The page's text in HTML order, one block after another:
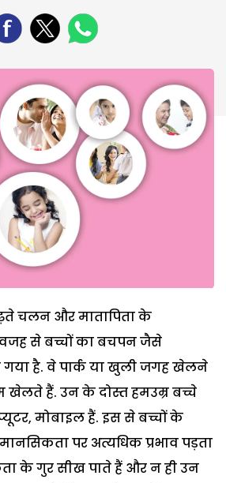
चलन और मातापिता के
से बच्चों का बचपन जैसे
गया है. वे पार्क या खुली जगह खेलने
खेलते हैं. उन के दोस्त हमउम्र बच्चे
मोबाइल हैं. इस से बच्चों के
पर अत्यधिक प्रभाव पड़ता
के गुर सीख पाते हैं और न ही उन